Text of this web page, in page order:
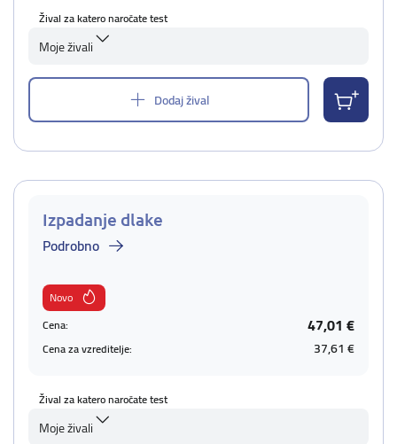
Žival za katero naročate test
Moje živali
Dodaj žival
Izpadanje dlake
Podrobno
Novo
Cena:
47,01 €
Cena za vzreditelje: 37,61 €
Žival za katero naročate test
Moje živali